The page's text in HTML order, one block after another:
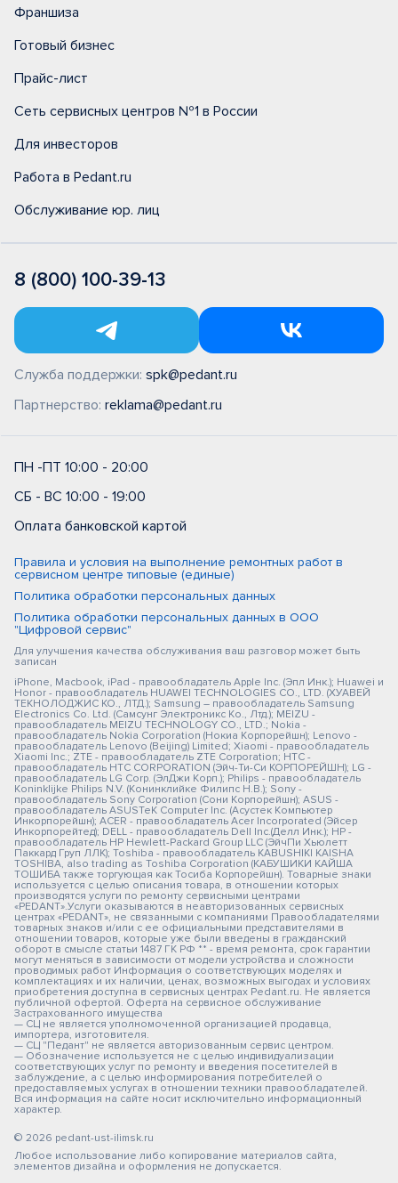
Франшиза
Готовый бизнес
Прайс-лист
Сеть сервисных центров №1 в России
Для инвесторов
Работа в Pedant.ru
Обслуживание юр. лиц
8 (800) 100-39-13
Служба поддержки: spk@pedant.ru
Партнерство: reklama@pedant.ru
ПН -ПТ 10:00 - 20:00
СБ - ВС 10:00 - 19:00
Оплата банковской картой
Правила и условия на выполнение ремонтных работ в
сервисном центре типовые (единые)
Политика обработки персональных данных
Политика обработки персональных данных в ООО
"Цифровой сервис"
Для улучшения качества обслуживания ваш разговор может быть
записан
iPhone, Macbook, iPad - правообладатель Apple Inc. (Эпл Инк.); Huawei и
Honor - правообладатель HUAWEI TECHNOLOGIES CO., LTD. (ХУАВЕЙ
ТЕКНОЛОДЖИС КО., ЛТД.); Samsung – правообладатель Samsung
Electronics Co. Ltd. (Самсунг Электроникс Ко., Лтд.); MEIZU -
правообладатель MEIZU TECHNOLOGY CO., LTD.; Nokia -
правообладатель Nokia Corporation (Нокиа Корпорейшн); Lenovo -
правообладатель Lenovo (Beijing) Limited; Xiaomi - правообладатель
Xiaomi Inc.; ZTE - правообладатель ZTE Corporation; HTC -
правообладатель HTC CORPORATION (Эйч-Ти-Си КОРПОРЕЙШН); LG -
правообладатель LG Corp. (ЭлДжи Корп.); Philips - правообладатель
Koninklijke Philips N.V. (Конинклийке Филипс Н.В.); Sony -
правообладатель Sony Corporation (Сони Корпорейшн); ASUS -
правообладатель ASUSTeK Computer Inc. (Асустек Компьютер
Инкорпорейшн); ACER - правообладатель Acer Incorporated (Эйсер
Инкорпорейтед); DELL - правообладатель Dell Inc.(Делл Инк.); HP -
правообладатель HP Hewlett-Packard Group LLC (ЭйчПи Хьюлетт
Паккард Груп ЛЛК); Toshiba - правообладатель KABUSHIKI KAISHA
TOSHIBA, also trading as Toshiba Corporation (КАБУШИКИ КАЙША
ТОШИБА также торгующая как Тосиба Корпорейшн). Товарные знаки
используется с целью описания товара, в отношении которых
производятся услуги по ремонту сервисными центрами
«PEDANT».Услуги оказываются в неавторизованных сервисных
центрах «PEDANT», не связанными с компаниями Правообладателями
товарных знаков и/или с ее официальными представителями в
отношении товаров, которые уже были введены в гражданский
оборот в смысле статьи 1487 ГК РФ ** - время ремонта, срок гарантии
могут меняться в зависимости от модели устройства и сложности
проводимых работ Информация о соответствующих моделях и
комплектациях и их наличии, ценах, возможных выгодах и условиях
приобретения доступна в сервисных центрах Pedant.ru. Не является
публичной офертой. Оферта на сервисное обслуживание
Застрахованного имущества
— СЦ не является уполномоченной организацией продавца,
импортера, изготовителя.
— СЦ "Педант" не является авторизованным сервис центром.
— Обозначение используется не с целью индивидуализации
соответствующих услуг по ремонту и введения посетителей в
заблуждение, а с целью информирования потребителей о
предоставляемых услугах в отношении техники правообладателей.
Вся информация на сайте носит исключительно информационный
характер.
© 2026 pedant-ust-ilimsk.ru
Любое использование либо копирование материалов сайта,
элементов дизайна и оформления не допускается.